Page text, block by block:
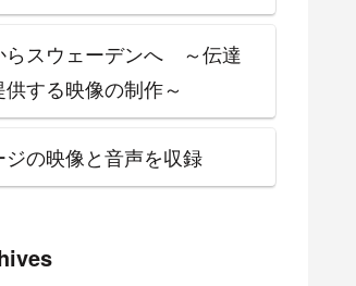
らスウェーデンへ ～伝達
する映像の制作～
ジの映像と音声を収録